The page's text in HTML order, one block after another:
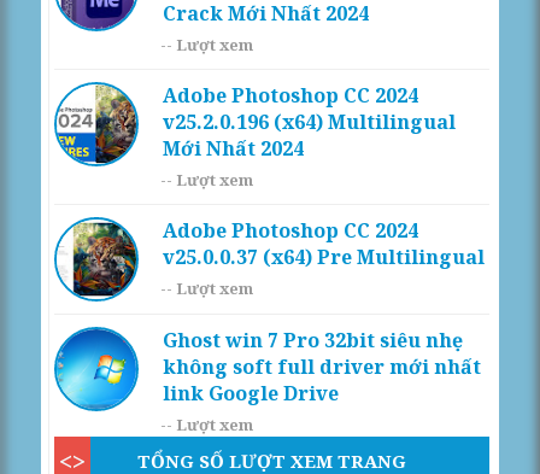
Crack Mới Nhất 2024
-- Lượt xem
Adobe Photoshop CC 2024
v25.2.0.196 (x64) Multilingual
Mới Nhất 2024
-- Lượt xem
Adobe Photoshop CC 2024
v25.0.0.37 (x64) Pre Multilingual
-- Lượt xem
Ghost win 7 Pro 32bit siêu nhẹ
không soft full driver mới nhất
link Google Drive
-- Lượt xem
TỔNG SỐ LƯỢT XEM TRANG